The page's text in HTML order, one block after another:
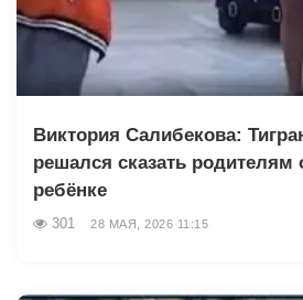
Виктория Салибекова:
решался сказать родителям
ребёнке
301 28 МАЯ, 2026 11:15